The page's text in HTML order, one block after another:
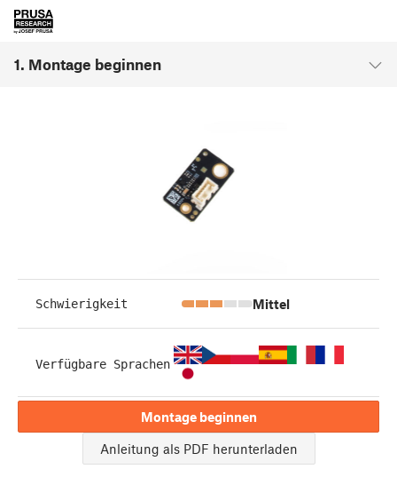
1. Montage beginnen
Schwierigkeit Mittel
Verfügbare Sprachen
Montage beginnen
Anleitung als PDF herunterladen